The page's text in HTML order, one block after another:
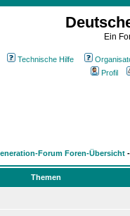
Ein
Technische Hilfe
Profil
Forum Foren-Übersicht
Themen